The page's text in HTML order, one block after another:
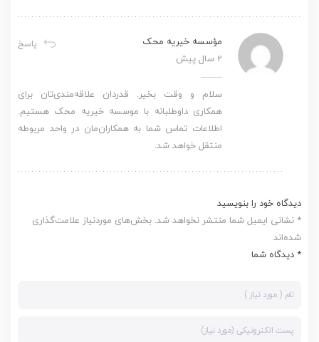
پاسخ
مؤسسه خیریه محک
2 سال پیش
سلام و وقت بخیر. قدردان علاقه‌مندی‌تان برای
همکاری داوطلبانه با موسسه خیریه محک هستیم.
اطلاعات تماس شما به همکاران‌مان در واحد مربوطه
منتقل خواهد شد.
دیدگاه خود را بنویسید
* نشانی ایمیل شما منتشر نخواهد شد. بخش‌های موردنیاز علامت‌گذاری
شده‌اند
* دیدگاه شما